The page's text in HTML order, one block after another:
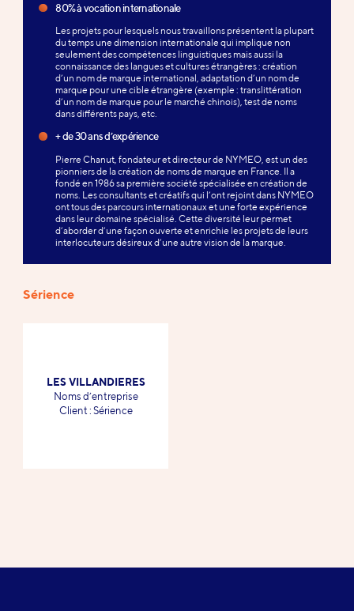
80% à vocation internationale
Les projets pour lesquels nous travaillons présentent la plupart
du temps une dimension internationale qui implique non
seulement des compétences linguistiques mais aussi la
connaissance des langues et cultures étrangères : création
d’un nom de marque international, adaptation d’un nom de
marque pour une cible étrangère (exemple : translittération
d’un nom de marque pour le marché chinois), test de noms
dans différents pays, etc.
+ de 30 ans d’expérience
Pierre Chanut, fondateur et directeur de NYMEO, est un des
pionniers de la création de noms de marque en France. Il a
fondé en 1986 sa première société spécialisée en création de
noms. Les consultants et créatifs qui l’ont rejoint dans NYMEO
ont tous des parcours internationaux et une forte expérience
dans leur domaine spécialisé. Cette diversité leur permet
d’aborder d’une façon ouverte et enrichie les projets de leurs
interlocuteurs désireux d’une autre vision de la marque.
Références
Sérience
LES VILLANDIERES
-Noms d’entreprise
-
Client : Sérience